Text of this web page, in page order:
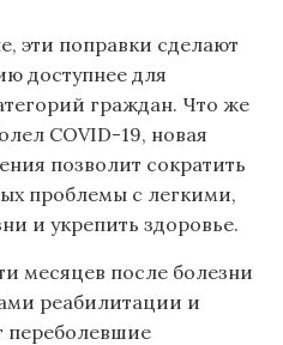
эти поправки сделают
доступнее для
граждан. Что же
COVID-19, новая
позволит сократить
проблемы с легкими,
и укрепить здоровье.
месяцев после болезни
реабилитации и
переболевшие